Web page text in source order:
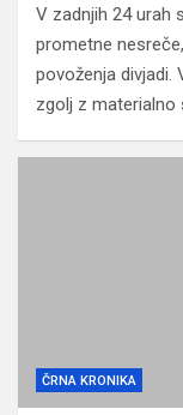
V zadnjih 24 urah
prometne
povoženja divjadi.
zgolj z materialno
ČRNA KRONIKA